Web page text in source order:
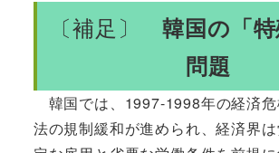
〔補足〕韓国の「特
問題
韓国では、1997-1998年の経済危
法の規制緩和が進められ、経済界は